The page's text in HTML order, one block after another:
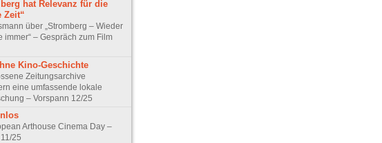
hat Relevanz für die
Zeit“
über „Stromberg – Wieder
immer“ – Gespräch zum Film
Kino-Geschichte
Zeitungsarchive
eine umfassende lokale
– Vorspann 12/25
Arthouse Cinema Day –
25